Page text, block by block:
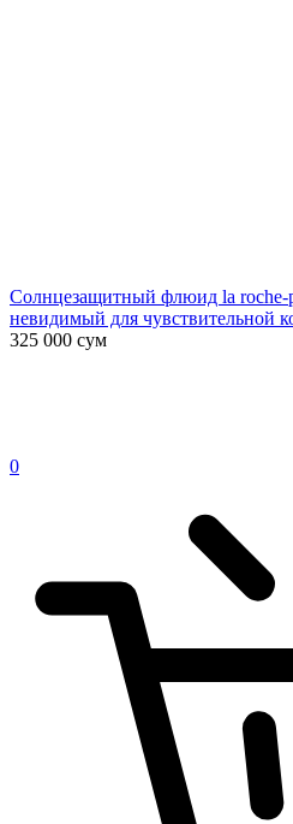
Солнцезащитный флюид la roche-
невидимый для чувствительной
325 000 сум
0